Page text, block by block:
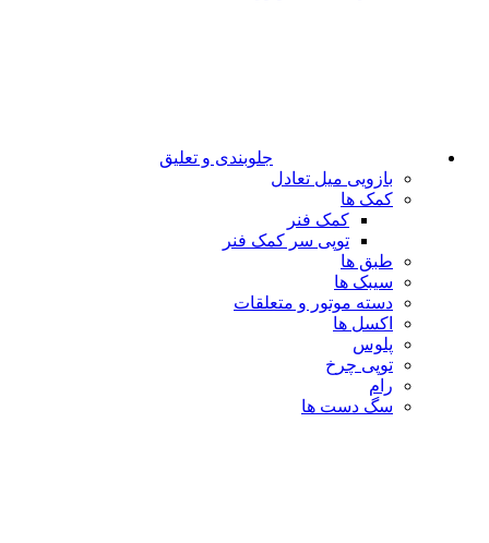
جلوبندی و تعلیق
بازویی میل تعادل
کمک ها
کمک فنر
توپی سر کمک فنر
طبق ها
سیبک ها
دسته موتور و متعلقات
اکسل ها
پلوس
توپی چرخ
رام
سگ دست ها